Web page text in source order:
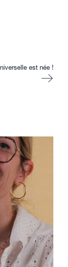
est née !